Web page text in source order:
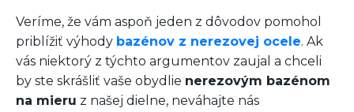
Veríme, že vám aspoň jeden z dôvodov pomohol
priblížiť výhody bazénov z nerezovej ocele. Ak
vás niektorý z týchto argumentov zaujal a chceli
by ste skrášliť vaše obydlie nerezovým bazénom
na mieru z našej dielne, neváhajte nás